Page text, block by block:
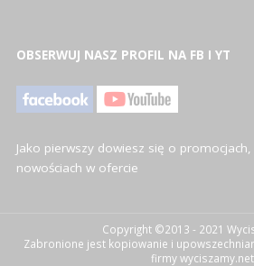
OBSERWUJ NASZ PROFIL NA FB I YT
Jako pierwszy dowiesz się o
nowościach w ofercie
Copyright ©2013 - 2021
Zabronione jest kopiowanie i
firmy wyciszamy.net